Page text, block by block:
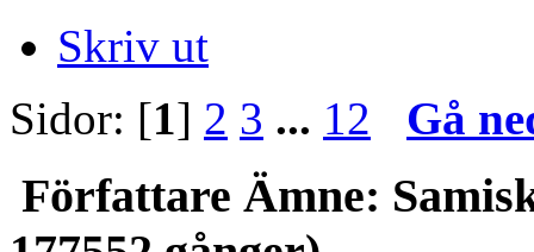
Skriv ut
Sidor: [1] 2 3 ... 12 Gå
Författare Ämne: